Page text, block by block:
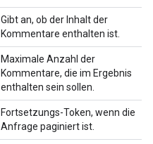
Gibt an, ob der Inhalt der
Kommentare enthalten ist.
Maximale Anzahl der
Kommentare, die im Ergebnis
enthalten sein sollen.
Fortsetzungs-Token, wenn die
Anfrage paginiert ist.